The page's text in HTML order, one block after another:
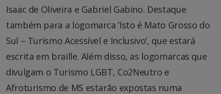
Isaac de Oliveira e Gabriel Gabino. Destaque
também para a logomarca ‘Isto é Mato Grosso do
Sul – Turismo Acessível e Inclusivo’, que estará
escrita em braille. Além disso, as logomarcas que
divulgam o Turismo LGBT, Co2Neutro e
Afroturismo de MS estarão expostas numa